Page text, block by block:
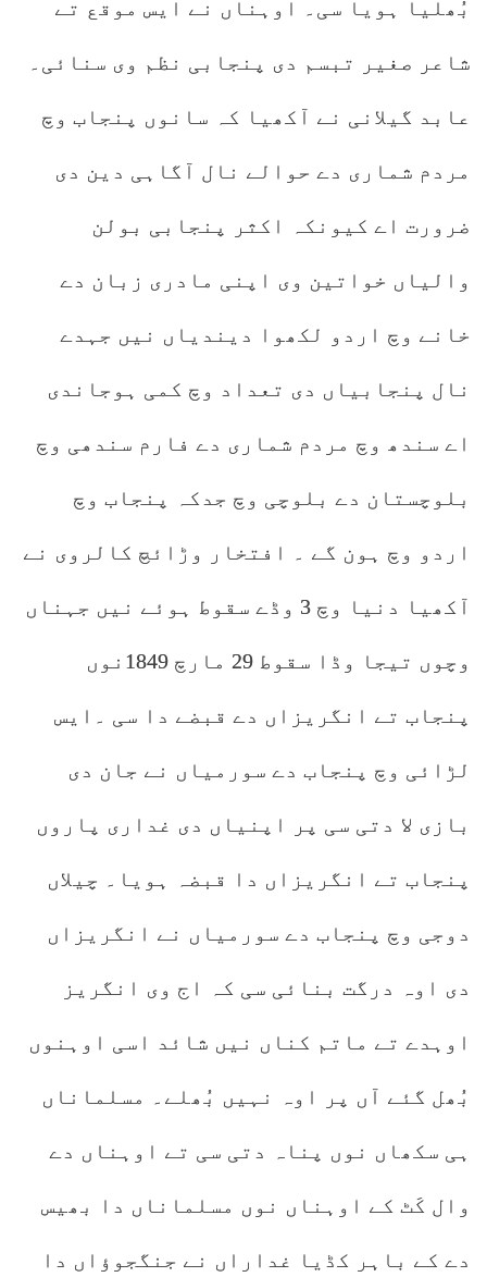
بُھلیا ہویا سی۔ اوہناں نے ایس موقع تے
شاعر صغیر تبسم دی پنجابی نظم وی سنائی۔
عابد گیلانی نے آکھیا کہ سانوں پنجاب وچ
مردم شماری دے حوالے نال آگاہی دین دی
ضرورت اے کیونکہ اکثر پنجابی بولن
والیاں خواتین وی اپنی مادری زبان دے
خانے وچ اردو لکھوا دیندیاں نیں جہدے
نال پنجابیاں دی تعداد وچ کمی ہوجاندی
اے سندھ وچ مردم شماری دے فارم سندھی وچ
بلوچستان دے بلوچی وچ جدکہ پنجاب وچ
اردو وچ ہون گے ۔ افتخار وڑائچ کالروی نے
آکھیا دنیا وچ 3 وڈے سقوط ہوئے نیں جہناں
وچوں تیجا وڈا سقوط 29 مارچ 1849نوں
پنجاب تے انگریزاں دے قبضے دا سی ۔ایس
لڑائی وچ پنجاب دے سورمیاں نے جان دی
بازی لا دتی سی پر اپنیاں دی غداری پاروں
پنجاب تے انگریزاں دا قبضہ ہویا۔ چیلاں
دوجی وچ پنجاب دے سورمیاں نے انگریزاں
دی اوہ درگت بنائی سی کہ اج وی انگریز
اوہدے تے ماتم کناں نیں شائد اسی اوہنوں
بُھل گئے آں پر اوہ نہیں بُھلے۔ مسلماناں
ہی سکھاں نوں پناہ دتی سی تے اوہناں دے
وال کَٹ کے اوہناں نوں مسلماناں دا بھیس
دے کے باہر کڈیا غداراں نے جنگجوؤاں دا